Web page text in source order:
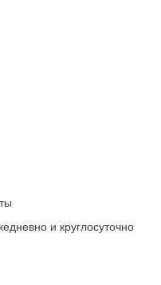
и круглосуточно